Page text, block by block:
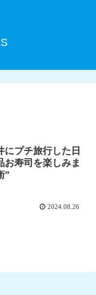
にプチ旅行した日
お寿司を楽しみま
”
2024.08.26